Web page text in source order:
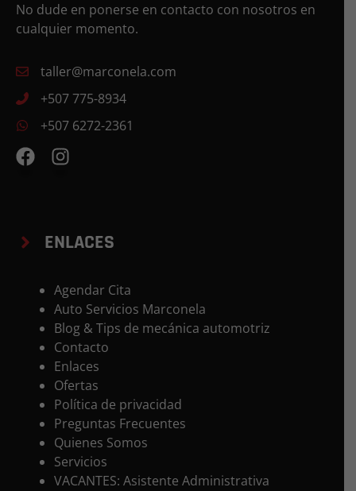
No dude en ponerse en contacto con nosotros en
cualquier momento.
taller@marconela.com
+507 775-8934
+507 6272-2361
ENLACES
Agendar Cita
Auto Servicios Marconela
Blog & Tips de mecánica automotriz
Contacto
Enlaces
Ofertas
Política de privacidad
Preguntas Frecuentes
Quienes Somos
Servicios
VACANTES: Asistente Administrativa